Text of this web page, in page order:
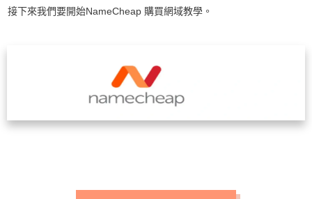
接下來我們要開始NameCheap 購買網域教學。